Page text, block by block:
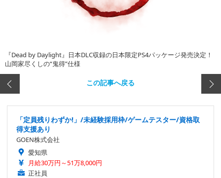
『Dead by Daylight』日本DLC収録の日本限定PS4パッケージ発売決定！
山岡家尽くしの“鬼得”仕様
この記事へ戻る
「定員残りわずか!」/未経験採用枠/ゲームテスター/資格取
得支援あり
GOEN株式会社
愛知県
月給30万円～51万8,000円
正社員